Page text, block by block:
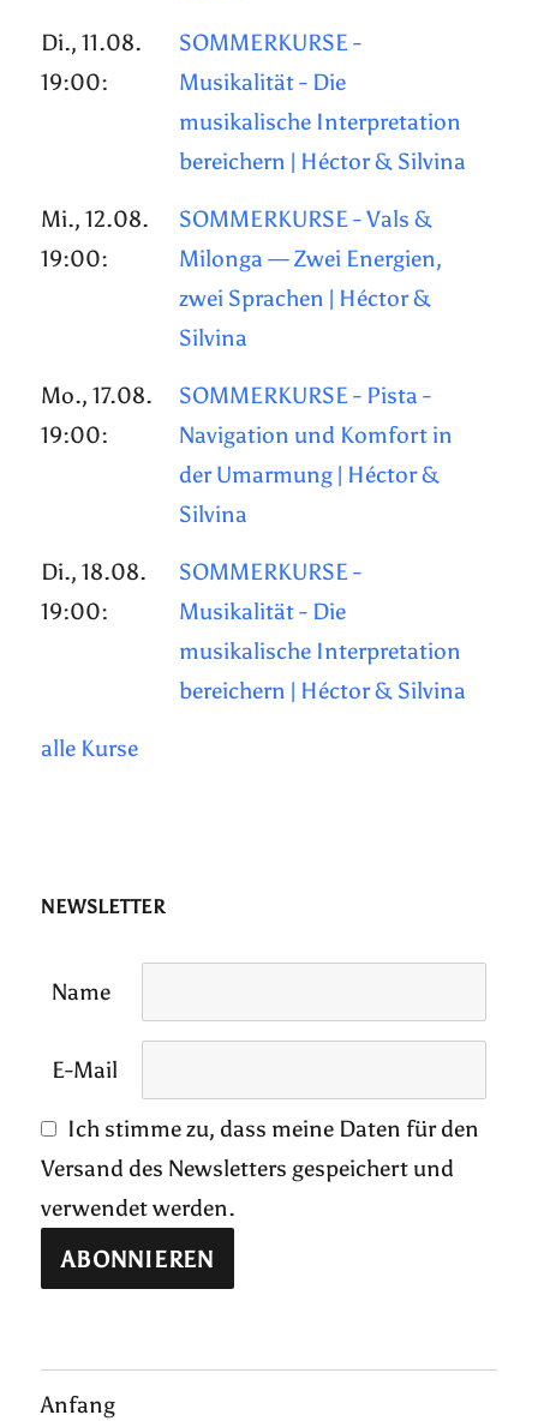
Di., 11.08.
19:00:
SOMMERKURSE -
Musikalität - Die
musikalische Interpretation
bereichern | Héctor & Silvina
Mi., 12.08.
19:00:
SOMMERKURSE - Vals &
Milonga — Zwei Energien,
zwei Sprachen | Héctor &
Silvina
Mo., 17.08.
19:00:
SOMMERKURSE - Pista -
Navigation und Komfort in
der Umarmung | Héctor &
Silvina
Di., 18.08.
19:00:
SOMMERKURSE -
Musikalität - Die
musikalische Interpretation
bereichern | Héctor & Silvina
alle Kurse
NEWSLETTER
Name
E-Mail
Ich stimme zu, dass meine Daten für den
Versand des Newsletters gespeichert und
verwendet werden.
Anfang